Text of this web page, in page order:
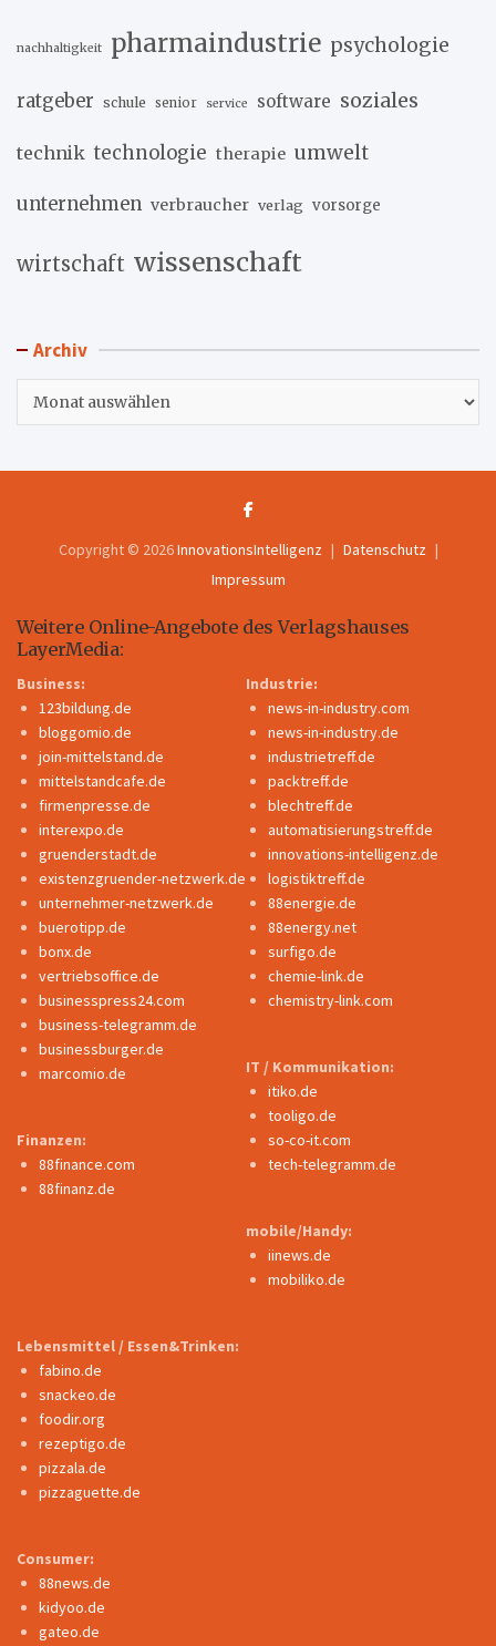
nachhaltigkeit pharmaindustrie psychologie
ratgeber schule senior service software soziales
technik technologie therapie umwelt
unternehmen verbraucher verlag vorsorge
wirtschaft wissenschaft
Archiv
Copyright © 2026InnovationsIntelligenz
Datenschutz
Impressum
Weitere Online-Angebote des Verlagshauses
LayerMedia:
Business:
123bildung.de
bloggomio.de
join-mittelstand.de
mittelstandcafe.de
firmenpresse.de
interexpo.de
gruenderstadt.de
existenzgruender-netzwerk.de
unternehmer-netzwerk.de
buerotipp.de
bonx.de
vertriebsoffice.de
businesspress24.com
business-telegramm.de
businessburger.de
marcomio.de
Finanzen:
88finance.com
88finanz.de
Industrie:
news-in-industry.com
news-in-industry.de
industrietreff.de
packtreff.de
blechtreff.de
automatisierungstreff.de
innovations-intelligenz.de
logistiktreff.de
88energie.de
88energy.net
surfigo.de
chemie-link.de
chemistry-link.com
IT / Kommunikation:
itiko.de
tooligo.de
so-co-it.com
tech-telegramm.de
mobile/Handy:
iinews.de
mobiliko.de
Lebensmittel / Essen&Trinken:
fabino.de
snackeo.de
foodir.org
rezeptigo.de
pizzala.de
pizzaguette.de
Consumer:
88news.de
kidyoo.de
gateo.de